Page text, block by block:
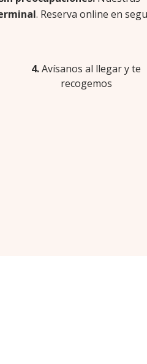
. Reserva online en
4.Avísanos al llegar y te
recogemos